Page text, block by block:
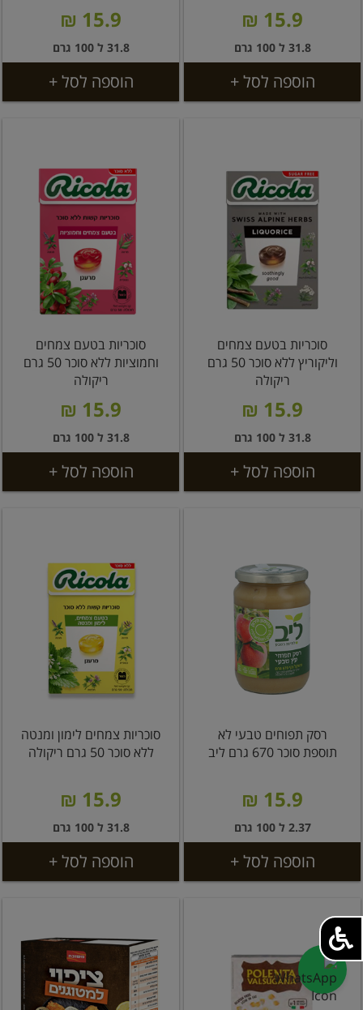
15.9 ₪
31.8 ל 100 גרם
הוספה לסל +
15.9 ₪
31.8 ל 100 גרם
הוספה לסל +
סוכריות בטעם צמחים
וליקוריץ ללא סוכר 50 גרם
ריקולה
15.9 ₪
31.8 ל 100 גרם
הוספה לסל +
סוכריות בטעם צמחים
וחמוציות ללא סוכר 50 גרם
ריקולה
15.9 ₪
31.8 ל 100 גרם
הוספה לסל +
רסק תפוחים טבעי לא
תוספת סוכר 670 גרם ליב
15.9 ₪
2.37 ל 100 גרם
הוספה לסל +
סוכריות צמחים לימון ומנטה
ללא סוכר 50 גרם ריקולה
15.9 ₪
31.8 ל 100 גרם
הוספה לסל +